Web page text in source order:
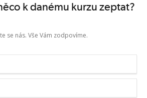
k danému kurzu zeptat?
se nás. Vše Vám zodpovíme.